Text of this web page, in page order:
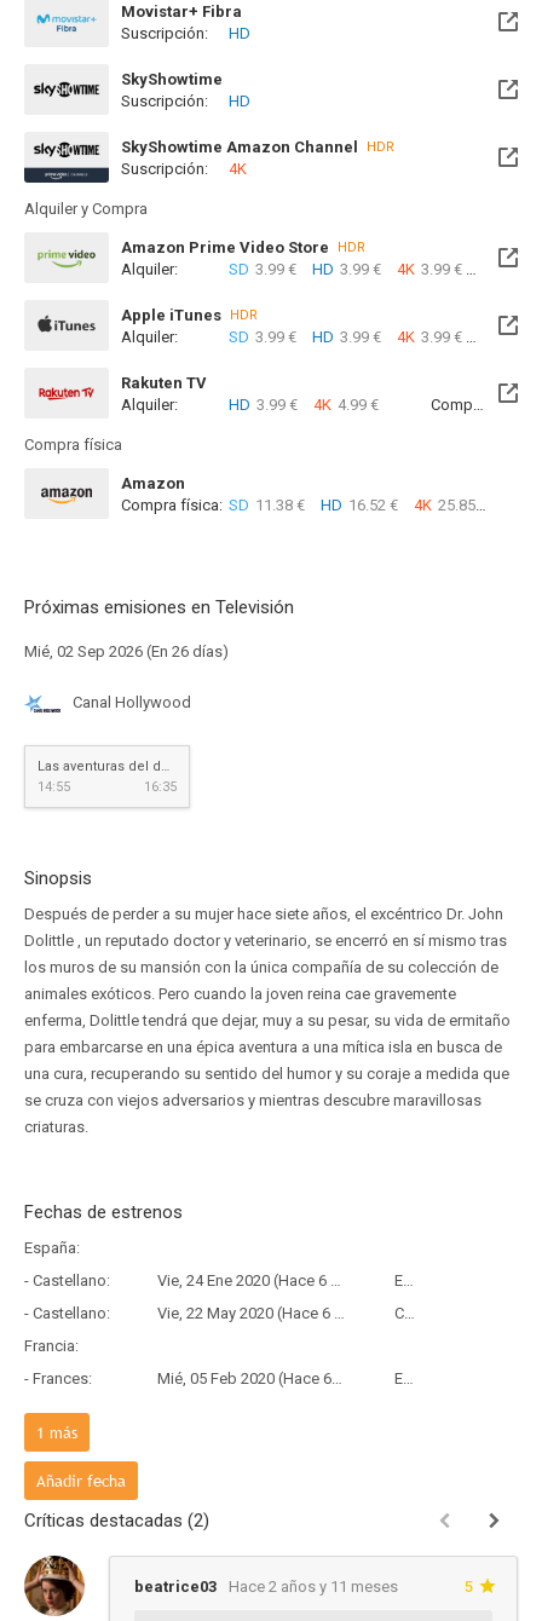
Movistar+ Fibra
Disponible hasta el Jue, 31 Dic 2026 (Quedan 4 meses)
Suscripción: HD
SkyShowtime
Disponible hasta el Jue, 31 Dic 2026 (Quedan 4 meses)
Suscripción: HD
SkyShowtime Amazon Channel HDR
Suscripción: 4K
Alquiler y Compra
Amazon Prime Video Store HDR
Alquiler: SD 3.99 € HD 3.99 € 4K 3.99 €
Apple iTunes HDR
Alquiler: SD 3.99 € HD 3.99 € 4K 3.99 €
Rakuten TV
Alquiler:
HD 3.99 € 4K 4.99 € Compra: SD
Compra física
Amazon
Compra física: SD 11.38 € HD 16.52 € 4K 25.85 €
Próximas emisiones en Televisión
Mié, 02 Sep 2026 (En 26 días)
Canal Hollywood
Las aventuras del doctor Dolittle
14:55
16:35
Sinopsis
Después de perder a su mujer hace siete años, el excéntrico Dr. John
Dolittle , un reputado doctor y veterinario, se encerró en sí mismo tras
los muros de su mansión con la única compañía de su colección de
animales exóticos. Pero cuando la joven reina cae gravemente
enferma, Dolittle tendrá que dejar, muy a su pesar, su vida de ermitaño
para embarcarse en una épica aventura a una mítica isla en busca de
una cura, recuperando su sentido del humor y su coraje a medida que
se cruza con viejos adversarios y mientras descubre maravillosas
criaturas.
Fechas de estrenos
España:
- Castellano:
Vie, 24 Ene 2020 (Hace 6 años y 6 meses)
Estreno
- Castellano:
Vie, 22 May 2020 (Hace 6 años y 2 meses)
Copia Física
Francia:
- Frances:
Mié, 05 Feb 2020 (Hace 6 años y 6 meses)
Estreno
País de origen:
- V.O:
1 más
Añadir fecha
Críticas destacadas (2)
beatrice03 Hace 2 años y 11 meses 5